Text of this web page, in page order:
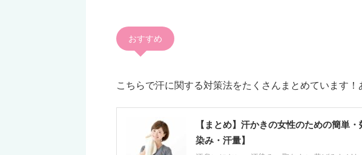
おすすめ
こちらで汗に関する対策法をたくさんまとめています！
【まとめ】汗かきの女性のための簡単
染み・汗量】